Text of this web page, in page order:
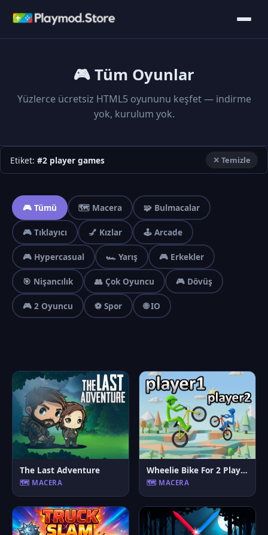
🎮 Tüm Oyunlar
Yüzlerce ücretsiz HTML5 oyununu keşfet — indirme
yok, kurulum yok.
Etiket: #2 player games ✕ Temizle
🎮 Tümü 🗺️ Macera 🧩 Bulmacalar
🎮 Tıklayıcı 💅 Kızlar 🕹️ Arcade
🎮 Hypercasual 🏎️ Yarış 🎮 Erkekler
🎯 Nişancılık 👥 Çok Oyuncu 🎮 Dövüş
🎮 2 Oyuncu ⚽ Spor 🌐 IO
The Last Adventure
🗺️ MACERA
Wheelie Bike For 2 Players
🗺️ MACERA